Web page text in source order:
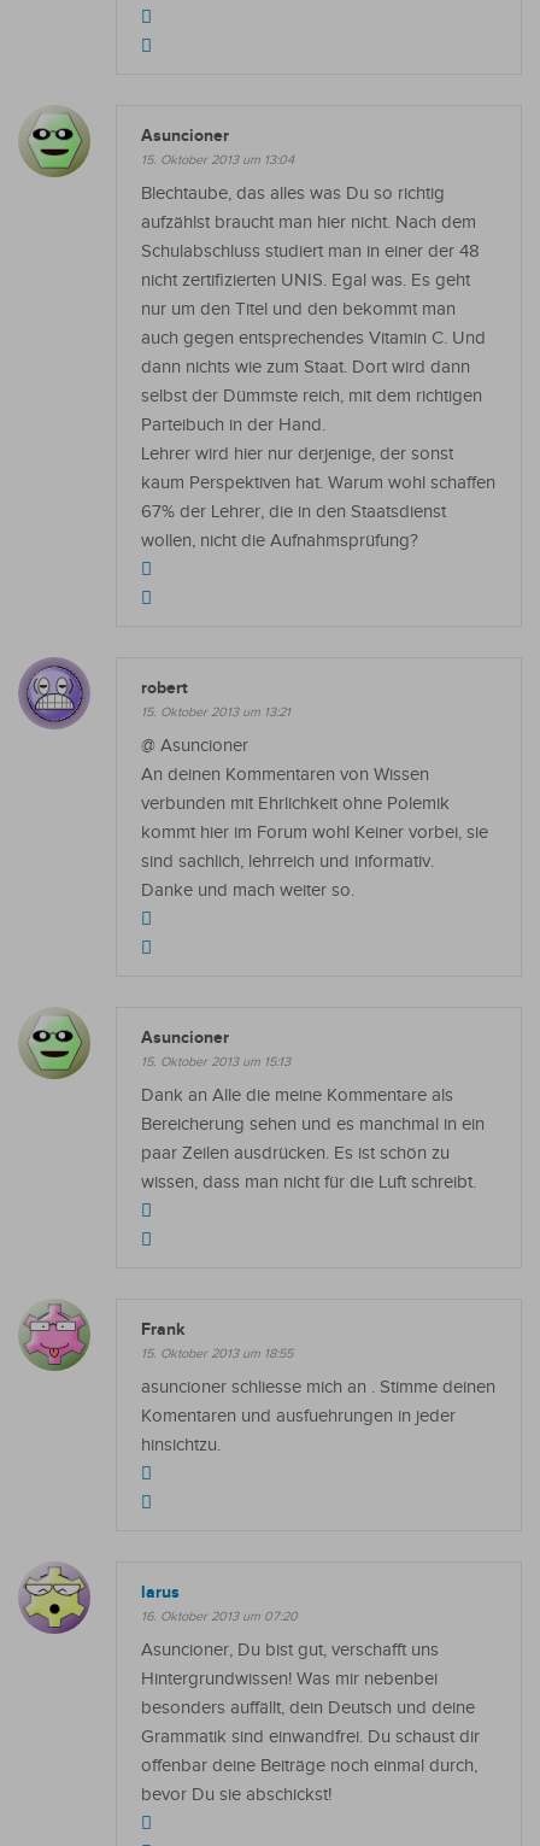
Asuncioner
15. Oktober 2013 um 13:04
Blechtaube, das alles was Du so richtig
aufzählst braucht man hier nicht. Nach dem
Schulabschluss studiert man in einer der 48
nicht zertifizierten UNIS. Egal was. Es geht
nur um den Titel und den bekommt man
auch gegen entsprechendes Vitamin C. Und
dann nichts wie zum Staat. Dort wird dann
selbst der Dümmste reich, mit dem richtigen
Parteibuch in der Hand.
Lehrer wird hier nur derjenige, der sonst
kaum Perspektiven hat. Warum wohl schaffen
67% der Lehrer, die in den Staatsdienst
wollen, nicht die Aufnahmsprüfung?
robert
15. Oktober 2013 um 13:21
@ Asuncioner
An deinen Kommentaren von Wissen
verbunden mit Ehrlichkeit ohne Polemik
kommt hier im Forum wohl Keiner vorbei, sie
sind sachlich, lehrreich und informativ.
Danke und mach weiter so.
Asuncioner
15. Oktober 2013 um 15:13
Dank an Alle die meine Kommentare als
Bereicherung sehen und es manchmal in ein
paar Zeilen ausdrücken. Es ist schön zu
wissen, dass man nicht für die Luft schreibt.
Frank
15. Oktober 2013 um 18:55
asuncioner schliesse mich an . Stimme deinen
Komentaren und ausfuehrungen in jeder
hinsichtzu.
larus
16. Oktober 2013 um 07:20
Asuncioner, Du bist gut, verschafft uns
Hintergrundwissen! Was mir nebenbei
besonders auffällt, dein Deutsch und deine
Grammatik sind einwandfrei. Du schaust dir
offenbar deine Beiträge noch einmal durch,
bevor Du sie abschickst!